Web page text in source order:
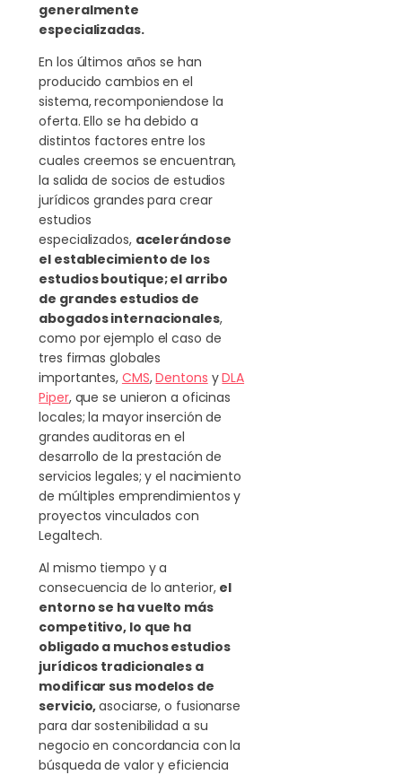
generalmente
especializadas.
En los últimos años se han
producido cambios en el
sistema, recomponiendose la
oferta. Ello se ha debido a
distintos factores entre los
cuales creemos se encuentran,
la salida de socios de estudios
jurídicos grandes para crear
estudios
especializados, acelerándose
el establecimiento de los
estudios boutique; el arribo
de grandes estudios de
abogados internacionales,
como por ejemplo el caso de
tres firmas globales
importantes, CMS,Dentons yDLA
Piper, que se unieron a oficinas
locales; la mayor inserción de
grandes auditoras en el
desarrollo de la prestación de
servicios legales; y el nacimiento
de múltiples emprendimientos y
proyectos vinculados con
Legaltech.
Al mismo tiempo y a
consecuencia de lo anterior, el
entorno se ha vuelto más
competitivo, lo que ha
obligado a muchos estudios
jurídicos tradicionales a
modificar sus modelos de
servicio,asociarse, o fusionarse
para dar sostenibilidad a su
negocio en concordancia con la
búsqueda de valor y eficiencia